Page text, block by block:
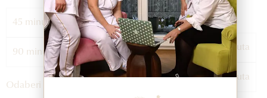
45 minuta 60 minuta
90 minuta 120 minuta
Odaberi opcije
760,00KM
5 tretmana po 60 minuta
5 tretmana po 90 minuta